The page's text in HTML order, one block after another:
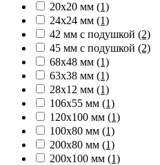
20х20 мм (1)
24х24 мм (1)
42 мм с подушкой (2)
45 мм с подушкой (2)
68х48 мм (1)
63х38 мм (1)
28х12 мм (1)
106х55 мм (1)
120х100 мм (1)
100х80 мм (1)
200х80 мм (1)
200х100 мм (1)